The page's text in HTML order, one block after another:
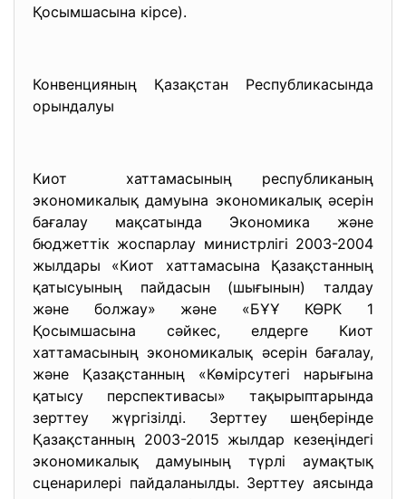
Қосымшасына кірсе).
Конвенцияның Қазақстан Республикасында
орындалуы
Киот хаттамасының республиканың
экономикалық дамуына экономикалық әсерін
бағалау мақсатында Экономика және
бюджеттік жоспарлау министрлігі 2003-2004
жылдары «Киот хаттамасына Қазақстанның
қатысуының пайдасын (шығынын) талдау
және болжау» және «БҰҰ КӨРК 1
Қосымшасына сәйкес, елдерге Киот
хаттамасының экономикалық әсерін бағалау,
және Қазақстанның «Көмірсутегі нарығына
қатысу перспективасы» тақырыптарында
зерттеу жүргізілді. Зерттеу шеңберінде
Қазақстанның 2003-2015 жылдар кезеңіндегі
экономикалық дамуының түрлі аумақтық
сценарилері пайдаланылды. Зерттеу аясында